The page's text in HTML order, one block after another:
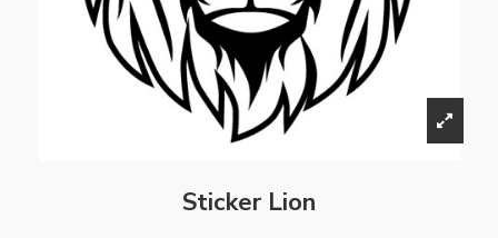
Sticker Lion